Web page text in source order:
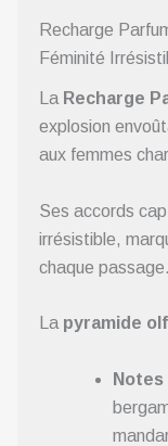
Recharge
Féminité
La Recharge
explosion
aux femmes
Ses accords
irrésistible,
chaque passage.
La pyramide